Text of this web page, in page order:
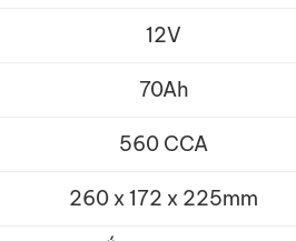
12V
70Ah
560 CCA
260 x 172 x 225mm